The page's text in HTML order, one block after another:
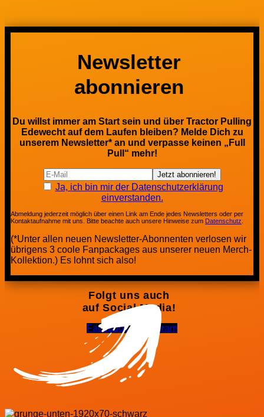
Newsletter
abonnieren
Du willst immer am Start sein und über Tractor Pulling
Edewecht auf dem Laufen bleiben? Melde Dich zu
unserem Newsletter* an und verpasse keinen „Full
Pull“ mehr!
Ja, ich bin mir der Datenschutzerklärung
einverstanden.
Abmeldung jederzeit möglich über einen Link am Ende jedes Newsletters oder per
Kontaktaufnahme mit uns. Bitte beachte auch unsere Hinweise zum Datenschutz
(*Unter allen neuen Newsletter-Abonnenten verlosen wir
übrigens 3 coole Fanpackages aus unserer neuen Merch-
Kollektion.) Es lohnt sich also!
Folgt uns auch
auf Social Media!
Facebook-f Instagram